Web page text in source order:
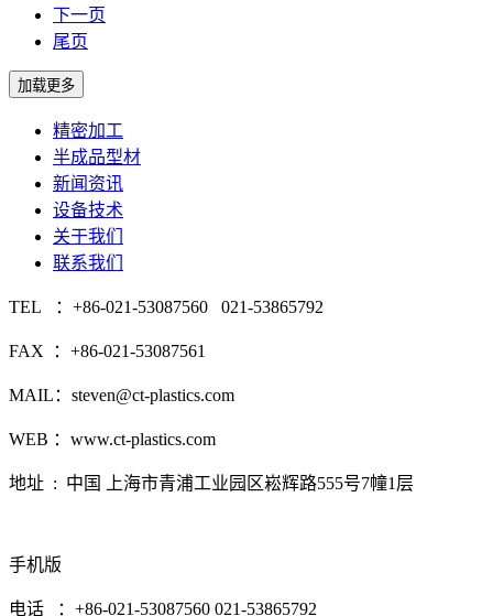
下一页
尾页
精密加工
半成品型材
新闻资讯
设备技术
关于我们
联系我们
TEL ：+86-021-53087560 021-53865792
FAX ：+86-021-53087561
MAIL：steven@ct-plastics.com
WEB ：www.ct-plastics.com
地址 : 中国 上海市青浦工业园区崧辉路555号7幢1层
手机版
电话 ：+86-021-53087560 021-53865792